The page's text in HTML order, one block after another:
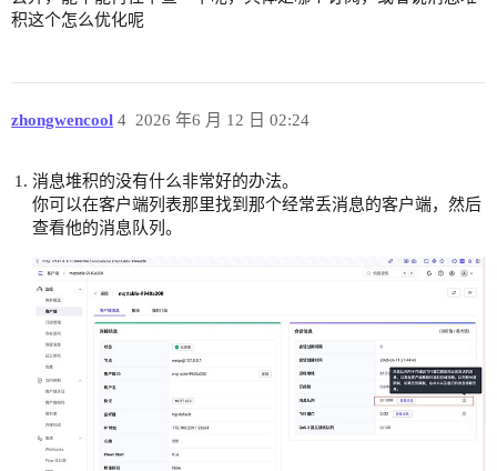
积这个怎么优化呢
zhongwencool 2026 年6 月 12 日 02:24
4
消息堆积的没有什么非常好的办法。
你可以在客户端列表那里找到那个经常丢消息的客户端，然后
查看他的消息队列。